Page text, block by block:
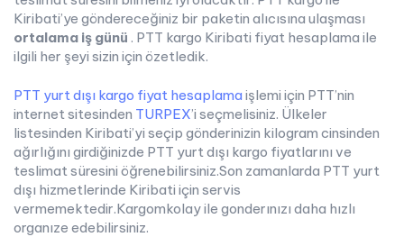
Kiribati’ye göndereceğiniz bir paketin alıcısına ulaşması
ortalama iş günü . PTT kargo Kiribati fiyat hesaplama ile
ilgili her şeyi sizin için özetledik.
PTT yurt dışı kargo fiyat hesaplama işlemi için PTT’nin
internet sitesinden TURPEX’i seçmelisiniz. Ülkeler
listesinden Kiribati’yi seçip gönderinizin kilogram cinsinden
ağırlığını girdiğinizde PTT yurt dışı kargo fiyatlarını ve
teslimat süresini öğrenebilirsiniz.Son zamanlarda PTT yurt
dışı hizmetlerinde Kiribati için servis
vermemektedir.Kargomkolay ile gonderınızı daha hızlı
organıze edebilirsiniz.